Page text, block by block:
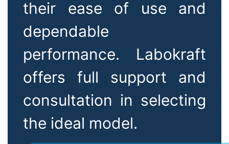
their ease of use and
dependable
performance. Labokraft
offers full support and
consultation in selecting
the ideal model.